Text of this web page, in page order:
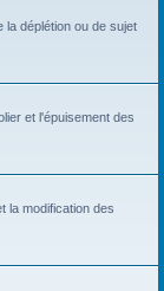
la déplétion ou de sujet
et l'épuisement des
la modification des